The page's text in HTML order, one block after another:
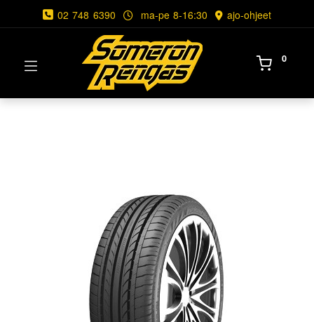
02 748 6390 ma-pe 8-16:30 ajo-ohjeet
0